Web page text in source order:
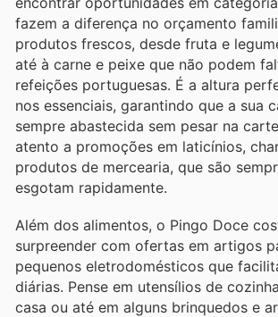
fazem a diferença no orçamento
produtos frescos, desde fruta e
até à carne e peixe que não podem
refeições portuguesas. É a altura
nos essenciais, garantindo que a sua
sempre abastecida sem pesar na
atento a promoções em laticínios,
produtos de mercearia, que são
esgotam rapidamente.
Além dos alimentos, o Pingo Doce
surpreender com ofertas em artigos
pequenos eletrodomésticos que
diárias. Pense em utensílios de
casa ou até em alguns brinquedos e